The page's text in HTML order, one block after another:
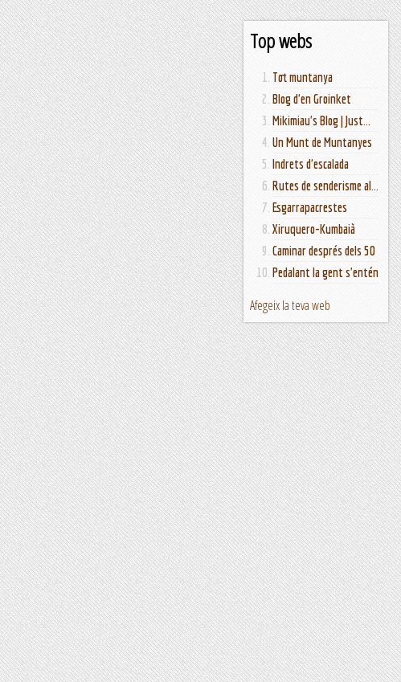
Top webs
Tot muntanya
Blog d'en Groinket
Mikimiau's Blog | Just...
Un Munt de Muntanyes
Indrets d'escalada
Rutes de senderisme al...
Esgarrapacrestes
Xiruquero-Kumbaià
Caminar després dels 50
Pedalant la gent s'entén
Afegeix la teva web